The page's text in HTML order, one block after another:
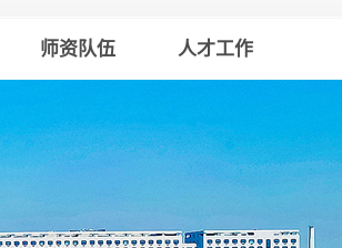
师资队伍 人才工作